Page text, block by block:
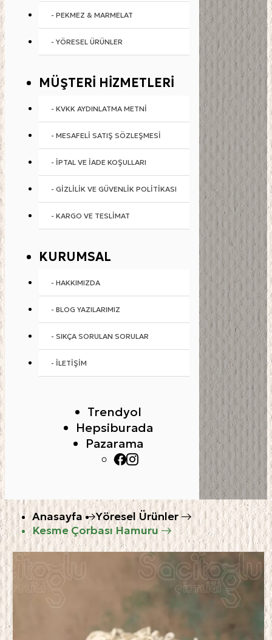
- PEKMEZ & MARMELAT
- YÖRESEL ÜRÜNLER
MÜŞTERI HIZMETLERI
- KVKK AYDINLATMA METNI
- MESAFELI SATIŞ SÖZLEŞMESI
- İPTAL VE İADE KOŞULLARI
- GIZLILIK VE GÜVENLIK POLITIKASI
- KARGO VE TESLIMAT
KURUMSAL
- HAKKIMIZDA
- BLOG YAZILARIMIZ
- SIKÇA SORULAN SORULAR
- İLETIŞIM
Trendyol
Hepsiburada
Pazarama
Anasayfa
Yöresel Ürünler
Kesme Çorbası Hamuru